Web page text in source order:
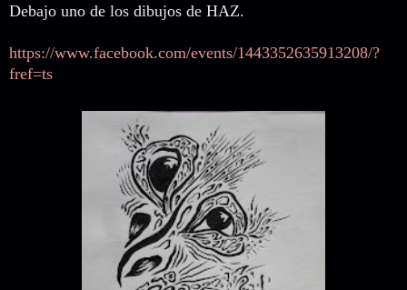
Debajo uno de los dibujos de HAZ.
https://www.facebook.com/events/1443352635913208/?
fref=ts